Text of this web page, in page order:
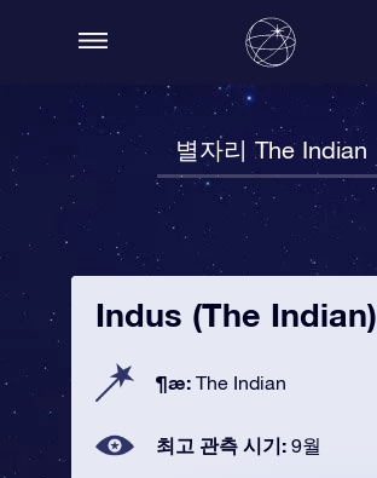
별자리 The Indian
Indus (The Indian)
¶æ: The Indian
최고 관측 시기: 9월